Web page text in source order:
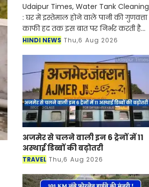
Udaipur Times, Water Tank Cleaning
: घर में इस्तेमाल होने वाले पानी की गुणवत्ता
काफी हद तक इस बात पर निर्भर करती है
कि पानी की टंकी कितनी साफ है। समय के
बैक्टीरिय
HINDI NEWS Thu,6 Aug 2026
अजमेर से चलने वाली इन 6 ट्रेनों में 11
अस्थाई डिब्बों की बढ़ोतरी
TRAVEL Thu,6 Aug 2026